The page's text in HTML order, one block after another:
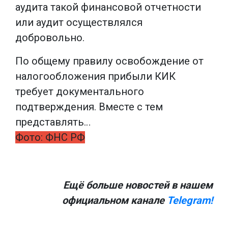
аудита такой финансовой отчетности
или аудит осуществлялся
добровольно.
По общему правилу освобождение от
налогообложения прибыли КИК
требует документального
подтверждения. Вместе с тем
представлять…
Фото: ФНС РФ
Ещё больше новостей в нашем
официальном канале Telegram!